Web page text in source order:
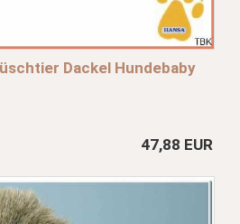
Dackel Hundebaby
47,88 EUR